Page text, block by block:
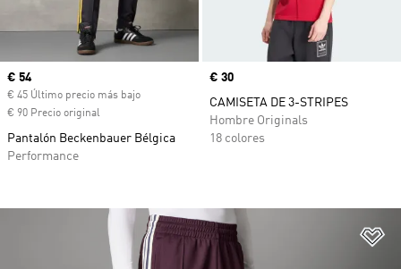
Precio actual
€ 54
€ 45 Último precio más bajo
€ 90 Precio original
Pantalón Beckenbauer Bélgica
Performance
Precio
€ 30
CAMISETA DE 3-STRIPES
Hombre Originals
18 colores